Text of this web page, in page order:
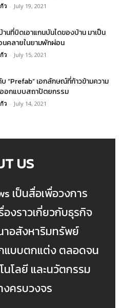
ว - July 19, 2021
านที่บิดเอาแกนบันไดของบ้าน มาเป็น
คลายในยามพักผ่อน
ว - July 15, 2021
“Prefab” เอกลักษณ์ที่ก้าวข้ามความ
ออกแบบสถาปัตยกรรม
ว - July 14, 2021
US
เป็นสื่อเพื่อวงการ
องราวเกี่ยวกับธุรกิจ
อสังหาริมทรัพย์
แบบตกแต่ง ตลอดจน
นโลยี และนวัตกรรม
ครบวงจร